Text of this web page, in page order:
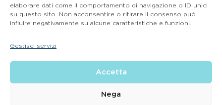
elaborare dati come il comportamento di navigazione o ID unici
su questo sito. Non acconsentire o ritirare il consenso può
influire negativamente su alcune caratteristiche e funzioni.
Gestisci servizi
Accetta
Nega
Cookie Policy
P.IVA 03864990134 SDI:SUBM70N REA: BS – 602533 – Capitale
sociale deliberato 34,732.500, i.v. –
| Email: